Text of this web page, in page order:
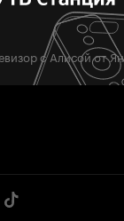
с Алисой от